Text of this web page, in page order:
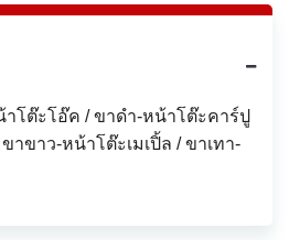
าโต๊ะโอ๊ค / ขาดำ-หน้าโต๊ะคาร์ปู
าขาว-หน้าโต๊ะเมเปิ้ล / ขาเทา-